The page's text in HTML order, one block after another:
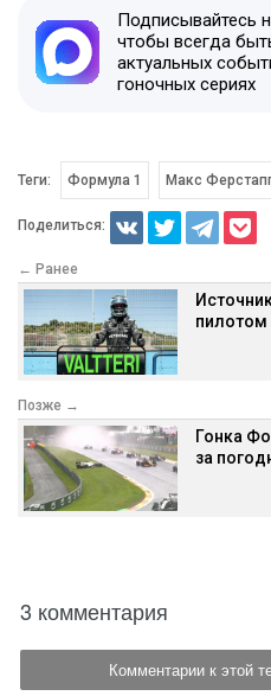
Подписывайтесь
чтобы всегда
актуальных
гоночных сериях
Теги: Формула 1 Макс
Поделиться:
← Ранее
пилотом
Позже →
Гонка
за
3 комментария
Комментарии к этой